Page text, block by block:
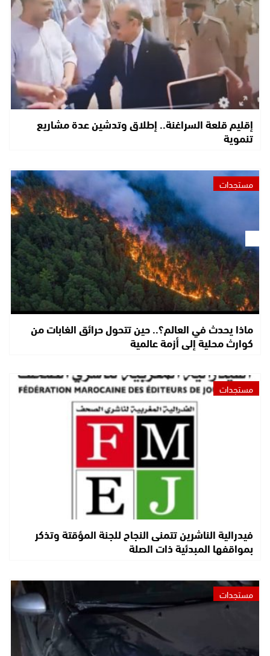
إقليم قلعة السراغنة.. إطلاق وتدشين عدة مشاريع
تنموية
مستجدات
ماذا يحدث في العالم؟.. حين تتحول حرائق الغابات من
كوارث محلية إلى أزمة عالمية
مستجدات
فيدرالية الناشرين تتمنى النجاح للجنة المؤقتة وتذكر
بمواقفها المبدئية ذات الصلة
مستجدات